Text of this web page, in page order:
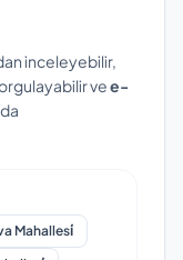
inceleyebilir,
vee-
Mahallesi̇